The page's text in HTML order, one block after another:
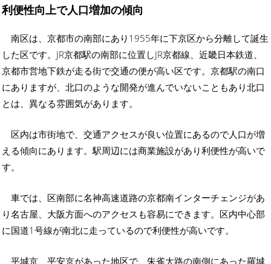
利便性向上で人口増加の傾向
南区は、京都市の南部にあり1955年に下京区から分離して誕生
した区です。JR京都駅の南部に位置しJR京都線、近畿日本鉄道、
京都市営地下鉄が走る街で交通の便が高い区です。京都駅の南口
にありますが、北口のような開発が進んでいないこともあり北口
とは、異なる雰囲気があります。
区内は市街地で、交通アクセスが良い位置にあるので人口が増
える傾向にあります。駅周辺には商業施設があり利便性が高いで
す。
車では、区南部に名神高速道路の京都南インターチェンジがあ
り名古屋、大阪方面へのアクセスも容易にできます。区内中心部
に国道1号線が南北に走っているので利便性が高いです。
平城京、平安京があった地区で、朱雀大路の南側にあった羅城